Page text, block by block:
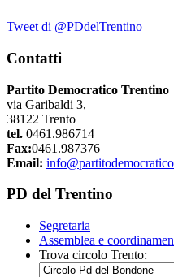
Tweet di @PDdelTrentino
Contatti
Partito Democratico Trentino
via Garibaldi 3,
38122 Trento
tel. 0461.986714
Fax:0461.987376
Email:
PD del Trentino
Segretaria
Assemblea e
Trova circolo Trento: